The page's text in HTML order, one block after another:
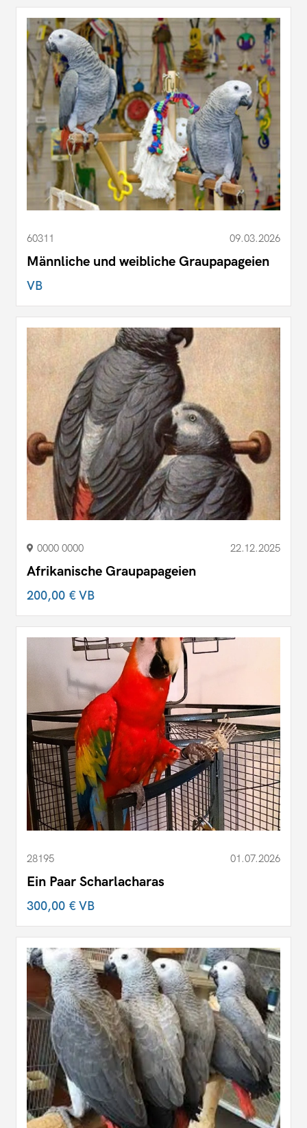
60311 09.03.2026
Männliche und weibliche Graupapageien
VB
0000 0000 22.12.2025
Afrikanische Graupapageien
200,00 €VB
28195 01.07.2026
Ein Paar Scharlacharas
300,00 €VB